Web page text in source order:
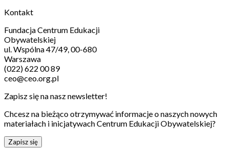
Kontakt
Fundacja Centrum Edukacji
Obywatelskiej
ul. Wspólna 47/49, 00-680
Warszawa
(022) 622 00 89
ceo@ceo.org.pl
Zapisz się na nasz newsletter!
Chcesz na bieżąco otrzymywać informacje o naszych nowych
materiałach i inicjatywach Centrum Edukacji Obywatelskiej?
Zapisz się